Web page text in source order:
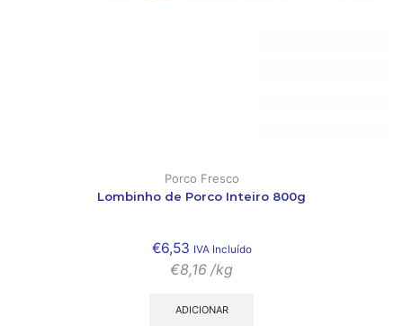
Porco Fresco
Lombinho de Porco Inteiro 800g
€6,53 IVA Incluído
€8,16 /kg
ADICIONAR